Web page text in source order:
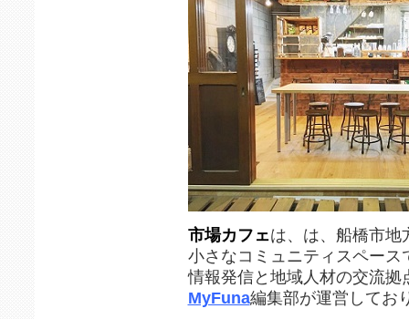
市場カフェは、は、船橋市地
小さなコミュニティスペース
情報発信と地域人材の交流拠
MyFuna編集部が運営してお